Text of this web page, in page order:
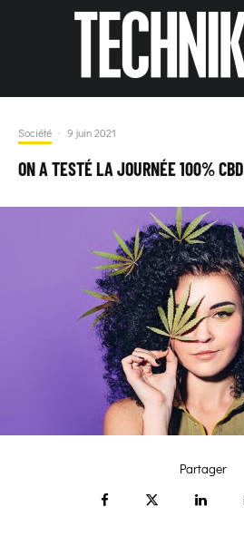
Société · 9 juin 2021
ON A TESTÉ LA JOURNÉE 100% CBD
Partager